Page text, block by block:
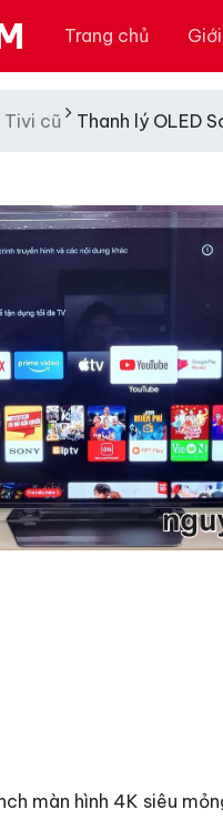
Trang chủ
Tivi cũ Thanh lý OLED
màn hình 4K siêu